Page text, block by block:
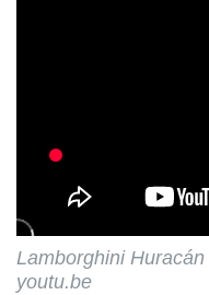
Lamborghini
youtu.be